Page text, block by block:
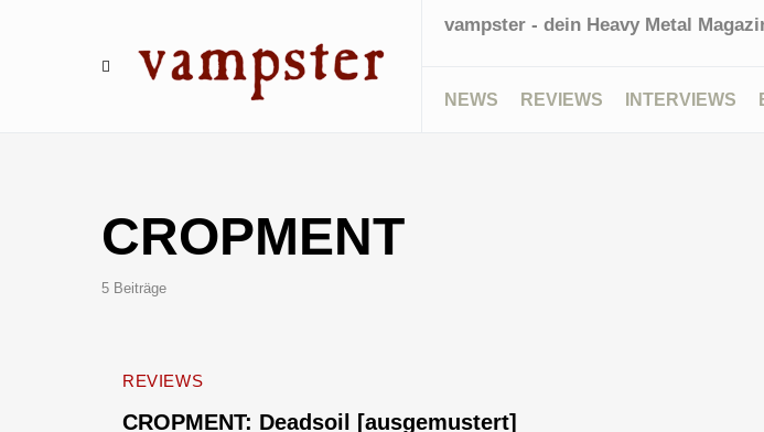
vampster - dein Heavy Metal
NEWS REVIEWS INTERVIEWS
CROPMENT
5 Beiträge
REVIEWS
CROPMENT: Deadsoil [ausgemustert]